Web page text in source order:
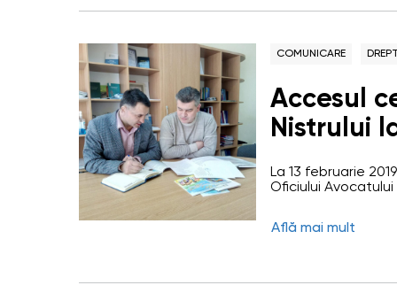
COMUNICARE
Accesul
Nistrului la
La 13 februarie
Oficiului
cauzelor civile,
Află mai mult